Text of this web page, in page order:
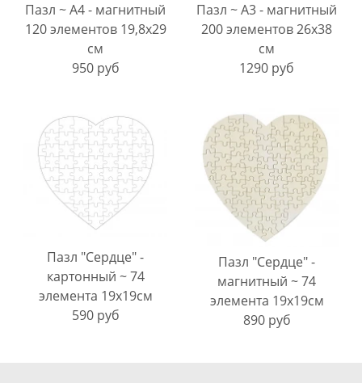
Пазл ~ А4 - магнитный
120 элементов 19,8х29
см
950 руб
Пазл ~ А3 - магнитный
200 элементов 26х38
см
1290 руб
Пазл "Сердце" -
картонный ~ 74
элемента 19х19см
590 руб
Пазл "Сердце" -
магнитный ~ 74
элемента 19х19см
890 руб